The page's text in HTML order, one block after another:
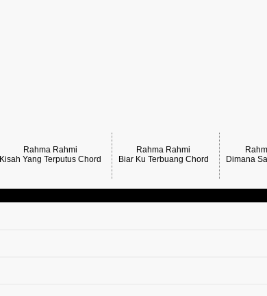
Rahma Rahmi
Kisah Yang Terputus Chord
Rahma Rahmi
Biar Ku Terbuang Chord
Dimana